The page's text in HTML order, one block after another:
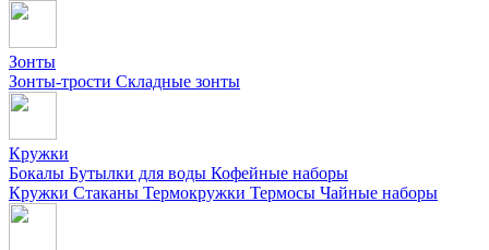
Зонты
Зонты-трости Складные зонты
Кружки
Бокалы Бутылки для воды Кофейные наборы
Кружки Стаканы Термокружки Термосы Чайные наборы